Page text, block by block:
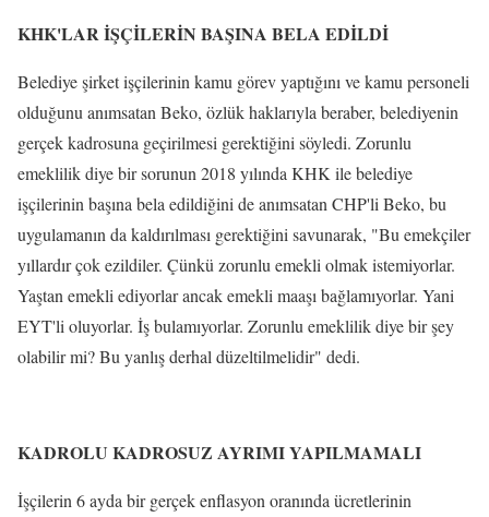
KHK'LAR İŞÇİLERİN BAŞINA BELA EDİLDİ
Belediye şirket işçilerinin kamu görev yaptığını ve kamu personeli
olduğunu anımsatan Beko, özlük haklarıyla beraber, belediyenin
gerçek kadrosuna geçirilmesi gerektiğini söyledi. Zorunlu
emeklilik diye bir sorunun 2018 yılında KHK ile belediye
işçilerinin başına bela edildiğini de anımsatan CHP'li Beko, bu
uygulamanın da kaldırılması gerektiğini savunarak, "Bu emekçiler
yıllardır çok ezildiler. Çünkü zorunlu emekli olmak istemiyorlar.
Yaştan emekli ediyorlar ancak emekli maaşı bağlamıyorlar. Yani
EYT'li oluyorlar. İş bulamıyorlar. Zorunlu emeklilik diye bir şey
olabilir mi? Bu yanlış derhal düzeltilmelidir" dedi.
KADROLU KADROSUZ AYRIMI YAPILMAMALI
İşçilerin 6 ayda bir gerçek enflasyon oranında ücretlerinin